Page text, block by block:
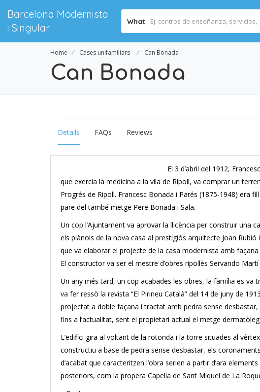
Barcelona Modernista
i Singular
What
Home Cases unifamiliars Can Bonada
Can Bonada
Details FAQs Reviews
El 3 d’abril del 1912,
que exercia la medicina a la vila de Ripoll, va comprar un
Progrés de Ripoll. Francesc Bonada i Parés (1875-1948) era
pare del també metge Pere Bonada i Sala.
Un cop l’Ajuntament va aprovar la llicència per construir una
els plànols de la nova casa al prestigiós arquitecte Joan Rubió
que va elaborar el projecte de la casa modernista amb
El constructor va ser el mestre d’obres ripollès Servando Martí
Un any més tard, un cop acabades les obres, la família es va
va fer ressò la revista “El Pirineu Català” del 14 de juny de
projectat a doble façana i tractat amb pedra sense
fins a l’actualitat, sent el propietari actual el metge
L’edifici gira al voltant de la rotonda i la torre situades al
constructiu a base de pedra sense desbastar, els
d’acabat que caracteritzen l’obra serien a partir d’ara
posteriors, com la propera Capella de Sant Miquel de La